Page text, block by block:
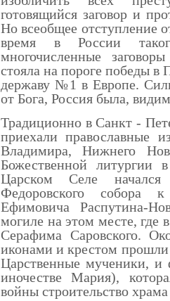
готовящийся заговор и
Но всеобщее отступление
время в России
многочисленные
стояла на пороге победы
державу №1 в Европе.
от Бога, Россия была,
Традиционно в Санкт -
приехали православные
Владимира, Нижнего
Божественной литургии
Царском Селе
Федоровского собора
Ефимовича Распутина-
могиле на этом месте, где
Серафима Саровского.
иконами и крестом прошли
Царственные мученики,
иночестве Мария),
войны строительство